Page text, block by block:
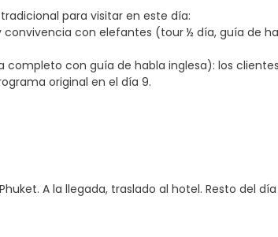
para visitar en este día:
y convivencia con elefantes (tour ½ día, guía de
día completo con guía de habla inglesa): los
original en el día 9.
A la llegada, traslado al hotel. Resto del día